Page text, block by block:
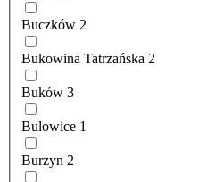
Buczków 2
Bukowina Tatrzańska 2
Buków 3
Bulowice 1
Burzyn 2